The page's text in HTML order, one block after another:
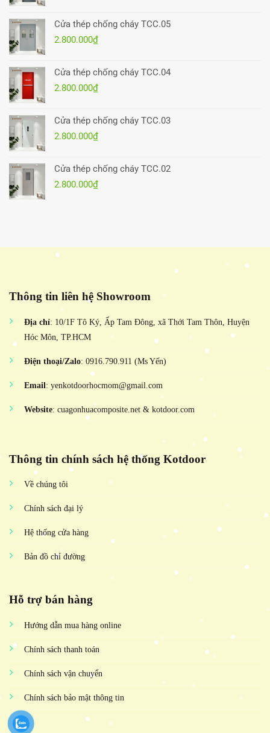
Cửa thép chống cháy TCC.05
2.800.000₫
Cửa thép chống cháy TCC.04
2.800.000₫
Cửa thép chống cháy TCC.03
2.800.000₫
Cửa thép chống cháy TCC.02
2.800.000₫
Thông tin liên hệ Showroom
Địa chỉ: 10/1F Tô Ký, Ấp Tam Đông, xã Thới Tam Thôn, Huyện
Hóc Môn, TP.HCM
Điện thoại/Zalo: 0916.790.911 (Ms Yến)
Email: yenkotdoorhocmom@gmail.com
Website: cuagonhuacomposite.net & kotdoor.com
Thông tin chính sách hệ thống Kotdoor
Về chúng tôi
Chính sách đại lý
Hệ thống cửa hàng
Bản đồ chỉ đường
Hỗ trợ bán hàng
Hướng dẫn mua hàng online
Chính sách thanh toán
Chính sách vận chuyển
Chính sách bảo mật thông tin